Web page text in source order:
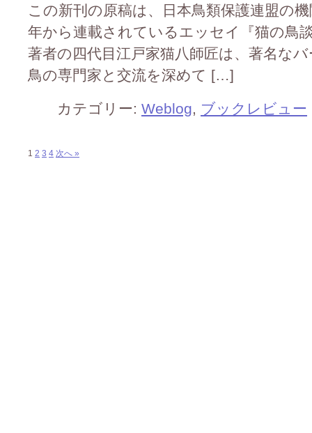
この新刊の原稿は、日本鳥類保護連盟の
年から連載されているエッセイ『猫の鳥
著者の四代目江戸家猫八師匠は、著名な
鳥の専門家と交流を深めて […]
カテゴリー: Weblog, ブックレビュー
1 2 3 4 次へ »